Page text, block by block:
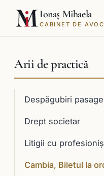
Ionaș Mihaela
CABINET DE
Arii de practică
Despăgubiri
Drept societar
Litigii cu
Cambia, Biletul la